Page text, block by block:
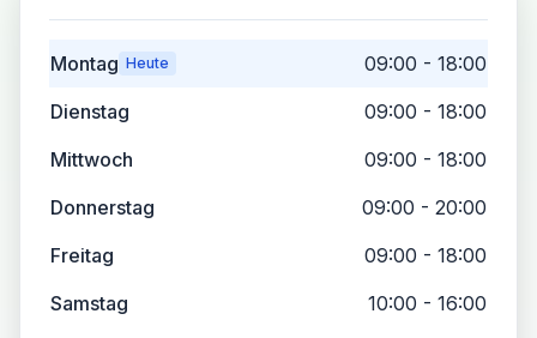
Montag Heute
09:00 - 18:00
Dienstag
09:00 - 18:00
Mittwoch
09:00 - 18:00
Donnerstag
09:00 - 20:00
Freitag
09:00 - 18:00
Samstag
10:00 - 16:00